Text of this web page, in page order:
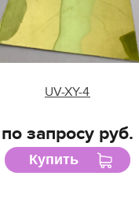
UV-XY-4
по запросу руб.
Купить